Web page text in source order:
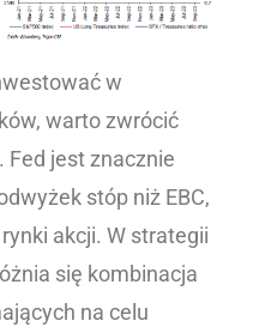
w
warto zwrócić
Fed jest znacznie
stóp niż EBC,
akcji. W strategii
się kombinacja
na celu